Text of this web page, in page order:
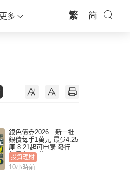
更多 繁 简
銀色債券2026｜新一批
銀債每手1萬元 最少4.25
厘 8.21起可申購 發行金
額最多550億
投資理財
10小時前